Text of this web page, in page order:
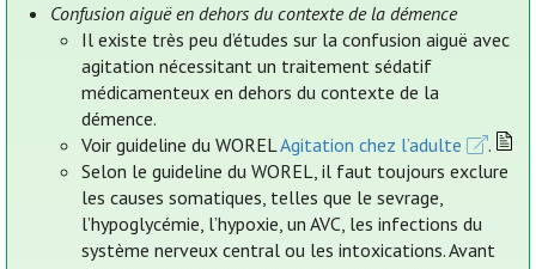
Confusion aiguë en dehors du contexte de la démence
Il existe très peu d’études sur la confusion aiguë avec
agitation nécessitant un traitement sédatif
médicamenteux en dehors du contexte de la
démence.
Voir guideline du WORELAgitation chez l’adulte
.
Selon le guideline du WOREL, il faut toujours exclure
les causes somatiques, telles que le sevrage,
l’hypoglycémie, l’hypoxie, un AVC, les infections du
système nerveux central ou les intoxications. Avant